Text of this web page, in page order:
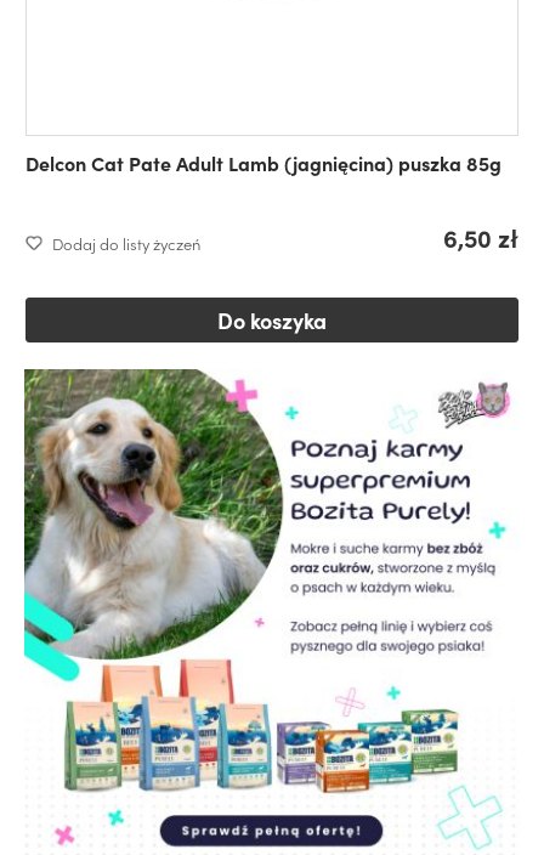
Delcon Cat Pate Adult Lamb (jagnięcina) puszka 85g
Dodaj do listy życzeń 6,50 zł
Do koszyka